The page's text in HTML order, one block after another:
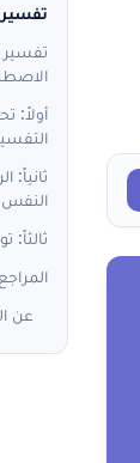
تفسير
تفسير
أولاً:
ثانياً:
النفس
ثالثاً:
المراجع
عن